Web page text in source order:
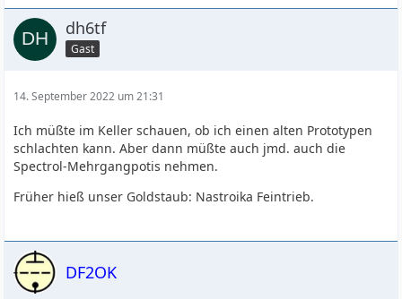
dh6tf
Gast
14. September 2022 um 21:31
Ich müßte im Keller schauen, ob ich einen alten Prototypen
schlachten kann. Aber dann müßte auch jmd. auch die
Spectrol-Mehrgangpotis nehmen.
Früher hieß unser Goldstaub: Nastroika Feintrieb.
DF2OK